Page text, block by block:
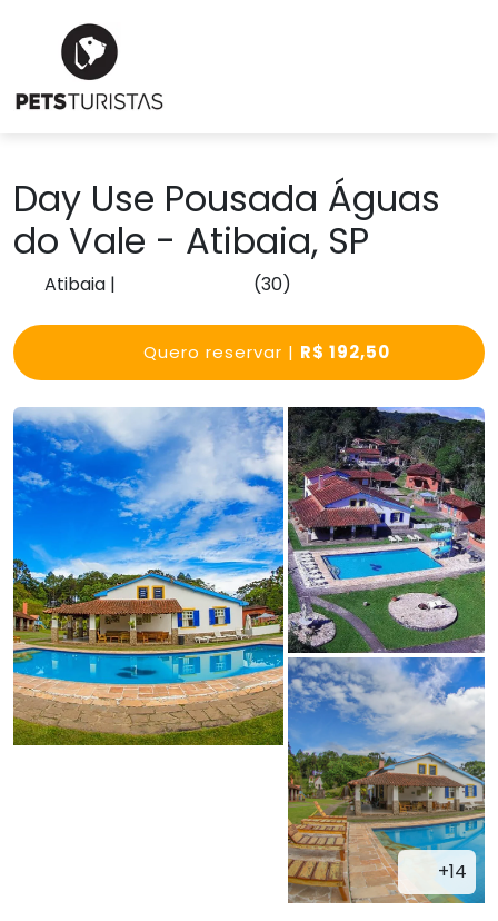
Day Use Pousada Águas
do Vale - Atibaia, SP
Atibaia | (30)
Quero reservar | R$ 192,50
+14